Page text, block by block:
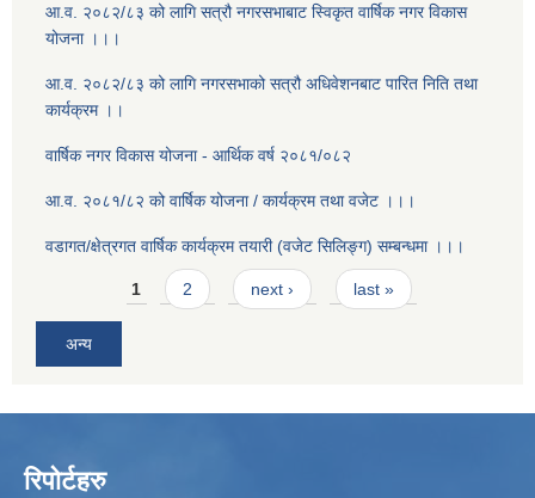
आ.व. २०८२/८३ को लागि सत्रौ नगरसभाबाट स्विकृत वार्षिक नगर विकास
योजना ।।।
आ.व. २०८२/८३ को लागि नगरसभाको सत्रौ अधिवेशनबाट पारित निति तथा
कार्यक्रम ।।
वार्षिक नगर विकास योजना - आर्थिक वर्ष २०८१/०८२
आ.व. २०८१/८२ को वार्षिक योजना / कार्यक्रम तथा वजेट ।।।
वडागत/क्षेत्रगत वार्षिक कार्यक्रम तयारी (वजेट सिलिङ्ग) सम्बन्धमा ।।।
Pages1 2 next › last »
अन्य
रिपोर्टहरु